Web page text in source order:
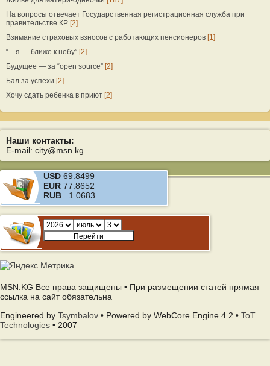
На вопросы отвечает Государственная регистрационная служба при
правительстве КР [2]
Взимание страховых взносов с работающих пенсионеров [1]
“…я — ближе к небу” [2]
Будущее — за “open source” [2]
Бал за успехи [2]
Хочу сдать ребенка в приют [2]
Наши контакты:
E-mail: city@msn.kg
USD 69.8499
EUR 77.8652
RUB 1.0683
MSN.KG Все права защищены • При размещении статей прямая
ссылка на сайт обязательна
Engineered by Tsymbalov • Powered by WebCore Engine 4.2 • ToT
Technologies • 2007